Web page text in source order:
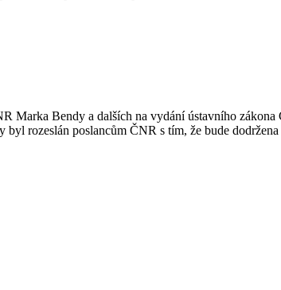
Marka Bendy a dalších na vydání ústavního
rozeslán poslancům ČNR s tím, že bude